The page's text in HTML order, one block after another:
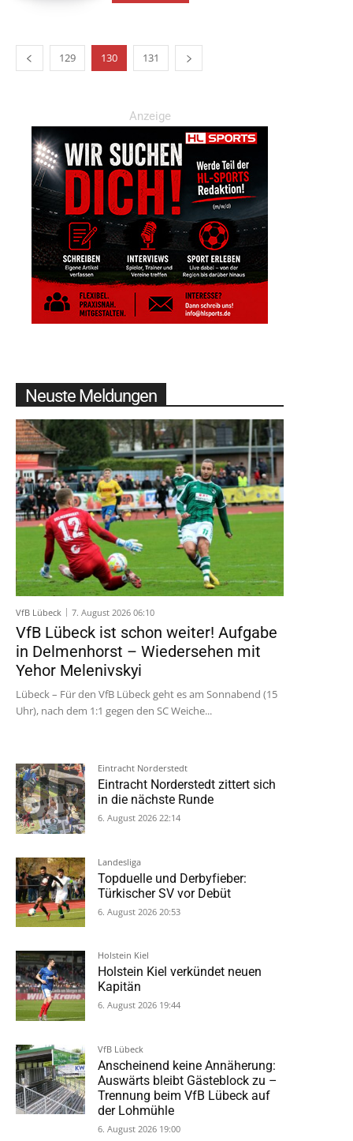
129 130 131
Anzeige
Neuste Meldungen
VfB Lübeck 7. August 2026 06:10
VfB Lübeck ist schon weiter! Aufgabe
in Delmenhorst – Wiedersehen mit
Yehor Melenivskyi
Lübeck – Für den VfB Lübeck geht es am Sonnabend (15
Uhr), nach dem 1:1 gegen den SC Weiche...
Eintracht Norderstedt
Eintracht Norderstedt zittert sich
in die nächste Runde
6. August 2026 22:14
Landesliga
Topduelle und Derbyfieber:
Türkischer SV vor Debüt
6. August 2026 20:53
Holstein Kiel
Holstein Kiel verkündet neuen
Kapitän
6. August 2026 19:44
VfB Lübeck
Anscheinend keine Annäherung:
Auswärts bleibt Gästeblock zu –
Trennung beim VfB Lübeck auf
der Lohmühle
6. August 2026 19:00